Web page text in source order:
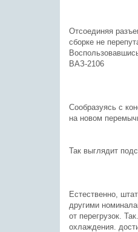
Отсоединяя
сборке не
ВАЗ-2106
Сообразуясь с
на новом
Так выглядит
Естественно,
другими
от перегрузок.
охлаждения.